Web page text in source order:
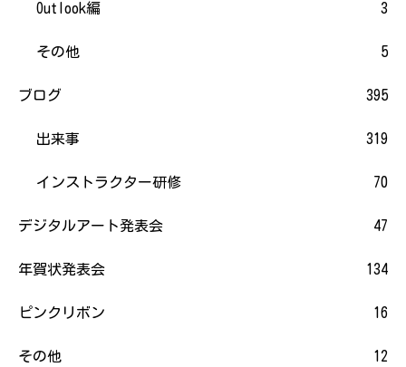
Outlook編 3
その他 5
ブログ 395
出来事 319
インストラクター研修 70
デジタルアート発表会 47
年賀状発表会 134
ピンクリボン 16
その他 12